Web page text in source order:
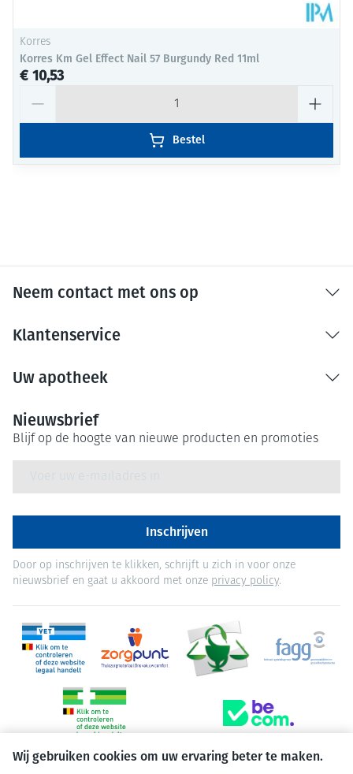
Wij gebruiken cookies om uw ervaring beter te maken.
Korres
Korres Km Gel Effect Nail 57 Burgundy Red 11ml
€ 10,53
Bestel
Neem contact met ons op
Klantenservice
Uw apotheek
Nieuwsbrief
Blijf op de hoogte van nieuwe producten en promoties
Inschrijven
Door op inschrijven te klikken, schrijft u zich in voor onze
nieuwsbrief en gaat u akkoord met onze privacy policy.